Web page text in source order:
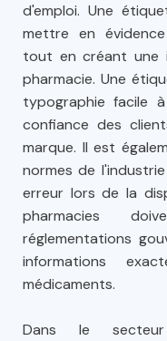
d'emploi. Une
mettre en
tout en créant une
pharmacie. Une
typographie facile
confiance des
marque. Il est
normes de
erreur lors de la
pharmacies
réglementations
informations
médicaments.
Dans le